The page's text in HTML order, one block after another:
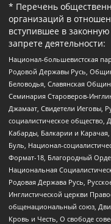
* Перечень
организаций в
вступившее в
запрете деятельности:
Национал-большевистская
Родовой Державы Русь,
Беловодья, Славянская
Семинария Староверов-
Джамаат, Свидетели Иеговы,
социалистическое
Кабарды, Балкарии и
Буль, Национал-
Формат-18, Благородный
Национальная
Родовая Держава Русь,
Инглистической церкви
общенациональный союз,
Кровь и Честь, О свободе